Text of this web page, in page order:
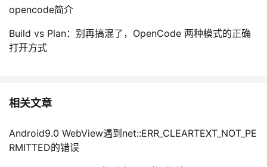
opencode简介
Build vs Plan：别再搞混了，OpenCode 两种模式的正确
打开方式
相关文章
Android9.0 WebView遇到net::ERR_CLEARTEXT_NOT_PE
RMITTED的错误